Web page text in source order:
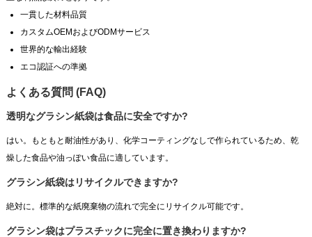
一貫した材料品質
カスタムOEMおよびODMサービス
世界的な輸出経験
エコ認証への準拠
よくある質問 (FAQ)
透明なグラシン紙袋は食品に安全ですか?
はい。もともと耐油性があり、化学コーティングなしで作られているため、乾
燥した食品や油っぽい食品に適しています。
グラシン紙袋はリサイクルできますか?
絶対に。標準的な紙廃棄物の流れで完全にリサイクル可能です。
グラシン袋はプラスチックに完全に置き換わりますか?